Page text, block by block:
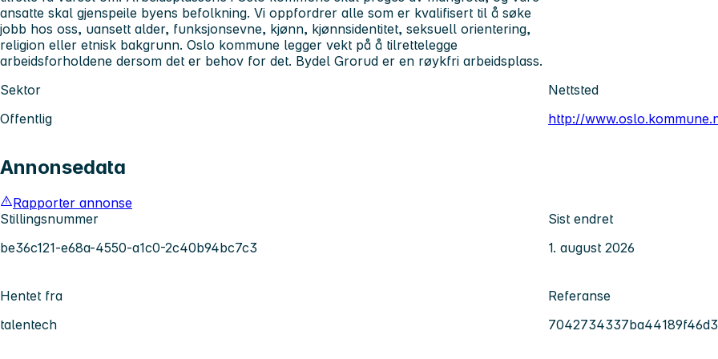
ansatte skal gjenspeile byens befolkning. Vi oppfordrer alle som er kvalifisert til å søke
jobb hos oss, uansett alder, funksjonsevne, kjønn, kjønnsidentitet, seksuell orientering,
religion eller etnisk bakgrunn. Oslo kommune legger vekt på å tilrettelegge
arbeidsforholdene dersom det er behov for det. Bydel Grorud er en røykfri arbeidsplass.
Sektor
Offentlig
Nettsted
http://
Annonsedata
Rapporter annonse
Stillingsnummer
be36c121-e68a-4550-a1c0-2c40b94bc7c3
Sist endret
1. august 2026
Hentet fra
talentech
Referanse